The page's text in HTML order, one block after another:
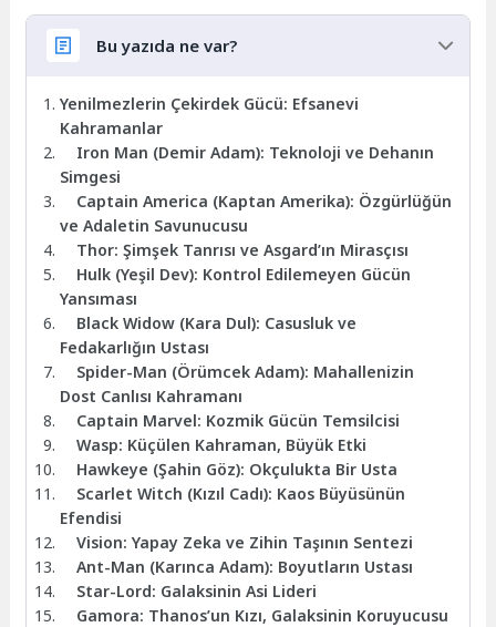
Bu yazıda ne var?
Yenilmezlerin Çekirdek Gücü: Efsanevi
Kahramanlar
Iron Man (Demir Adam): Teknoloji ve Dehanın
Simgesi
Captain America (Kaptan Amerika): Özgürlüğün
ve Adaletin Savunucusu
Thor: Şimşek Tanrısı ve Asgard’ın Mirasçısı
Hulk (Yeşil Dev): Kontrol Edilemeyen Gücün
Yansıması
Black Widow (Kara Dul): Casusluk ve
Fedakarlığın Ustası
Spider-Man (Örümcek Adam): Mahallenizin
Dost Canlısı Kahramanı
Captain Marvel: Kozmik Gücün Temsilcisi
Wasp: Küçülen Kahraman, Büyük Etki
Hawkeye (Şahin Göz): Okçulukta Bir Usta
Scarlet Witch (Kızıl Cadı): Kaos Büyüsünün
Efendisi
Vision: Yapay Zeka ve Zihin Taşının Sentezi
Ant-Man (Karınca Adam): Boyutların Ustası
Star-Lord: Galaksinin Asi Lideri
Gamora: Thanos’un Kızı, Galaksinin Koruyucusu